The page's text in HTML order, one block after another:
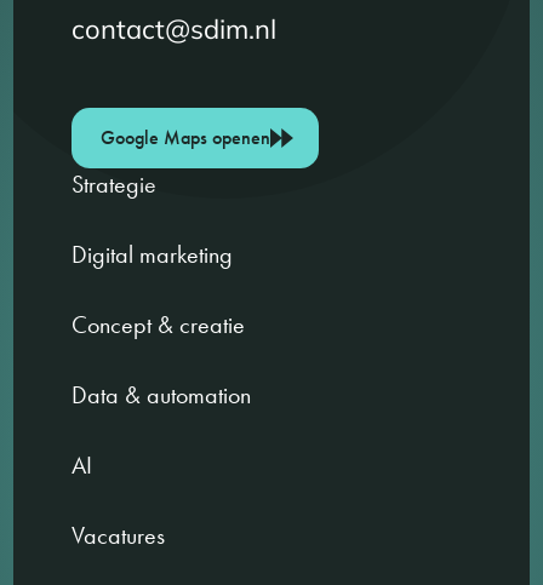
contact@sdim.nl
Google Maps openen
Strategie
Digital marketing
Concept & creatie
Data & automation
AI
Vacatures